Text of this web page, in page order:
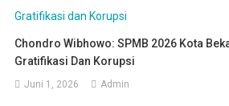
Chondro Wibhowo: SPMB 2026 Kota
Gratifikasi Dan Korupsi
Juni 1, 2026 Admin